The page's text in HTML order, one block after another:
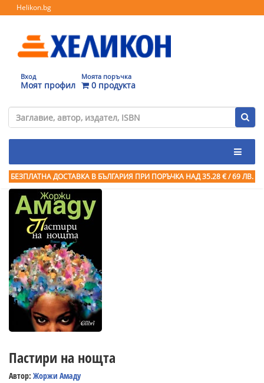
Helikon.bg
Вход
Моят профил
Моята поръчка
0 продукта
БЕЗПЛАТНА ДОСТАВКА В БЪЛГАРИЯ ПРИ ПОРЪЧКА НАД 35.28 € / 69 ЛВ.
Пастири на нощта
Автор: Жоржи Амаду